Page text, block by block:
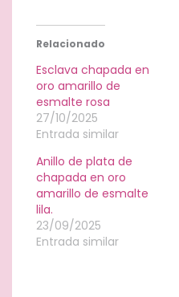
Relacionado
Esclava chapada en
oro amarillo de
esmalte rosa
27/10/2025
Entrada similar
Anillo de plata de
chapada en oro
amarillo de esmalte
lila.
23/09/2025
Entrada similar